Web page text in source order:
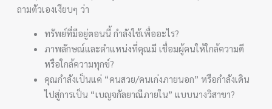
ถามตัวเองเงียบๆ ว่า
ทรัพย์ที่มีอยู่ตอนนี้ กำลังใช้เพื่ออะไร?
ภาพลักษณ์และตำแหน่งที่คุณมี เชื่อมผู้คนให้ใกล้ความดี
หรือใกล้ความทุกข์?
คุณกำลังเป็นแค่ “คนสวย/คนเก่งภายนอก” หรือกำลังเดิน
ไปสู่การเป็น “เบญจกัลยาณีภายใน” แบบนางวิสาขา?